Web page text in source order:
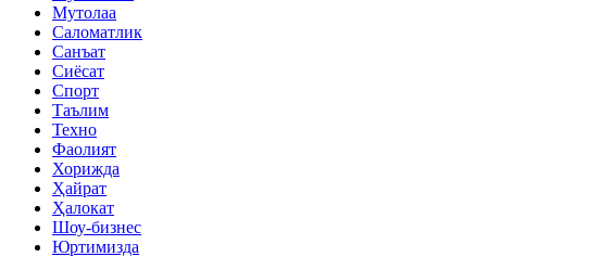
Мутолаа
Саломатлик
Санъат
Сиёсат
Спорт
Таълим
Техно
Фаолият
Хорижда
Ҳайрат
Ҳалокат
Шоу-бизнес
Юртимизда